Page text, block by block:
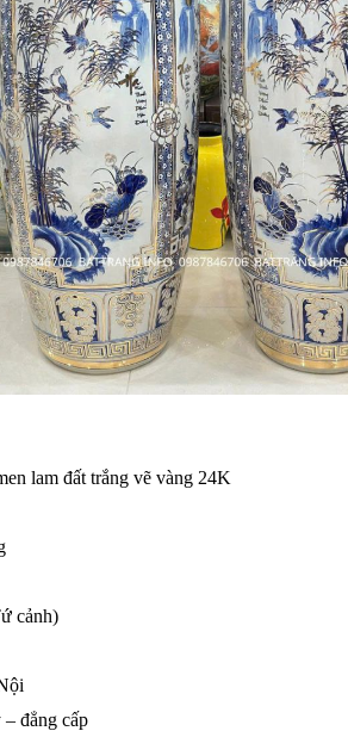
lam đất trắng vẽ vàng 24K
cảnh)
đẳng cấp